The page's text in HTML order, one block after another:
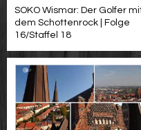
SOKO Wismar: Der Golfer
dem Schottenrock | Folge
16/Staffel 18